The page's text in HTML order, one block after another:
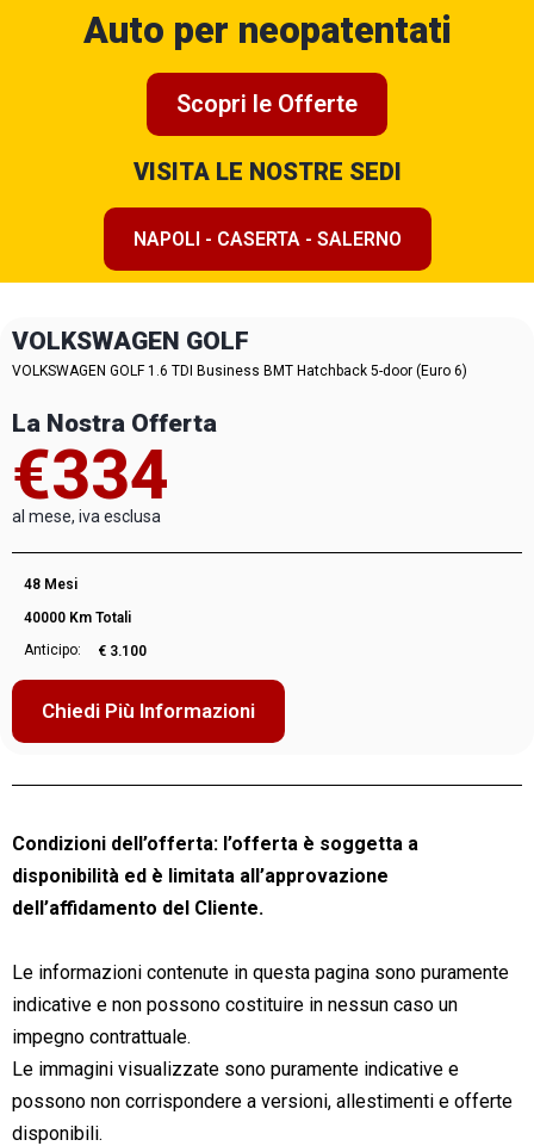
Auto per neopatentati
Scopri le Offerte
VISITA LE NOSTRE SEDI
NAPOLI - CASERTA - SALERNO
VOLKSWAGEN GOLF
VOLKSWAGEN GOLF 1.6 TDI Business BMT Hatchback 5-door (Euro 6)
La Nostra Offerta
€334
al mese, iva esclusa
48 Mesi
40000 Km Totali
Anticipo:
€ 3.100
Chiedi Più Informazioni
Condizioni dell’offerta: l’offerta è soggetta a
disponibilità ed è limitata all’approvazione
dell’affidamento del Cliente.
Le informazioni contenute in questa pagina sono puramente
indicative e non possono costituire in nessun caso un
impegno contrattuale.
Le immagini visualizzate sono puramente indicative e
possono non corrispondere a versioni, allestimenti e offerte
disponibili.